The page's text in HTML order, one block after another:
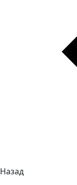
Назад